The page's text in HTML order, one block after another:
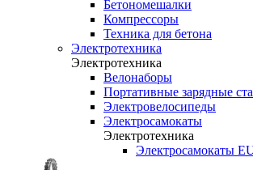
Бетономешалки
Компрессоры
Техника для бетона
Электротехника
Электротехника
Велонаборы
Портативные зарядные
Электровелосипеды
Электросамокаты
Электротехника
Электросамокаты